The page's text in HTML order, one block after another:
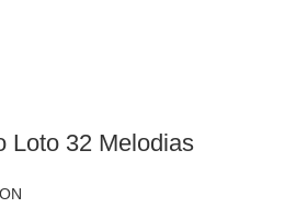
Loto 32 Melodias